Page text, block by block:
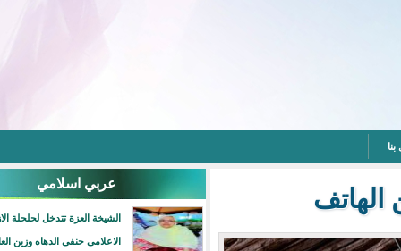
عربي اسلامي
الشيخة العزة تتدخل لحلحلة الازمة بين
الاعلامى حنفى الدهاه وزين العابدين بن